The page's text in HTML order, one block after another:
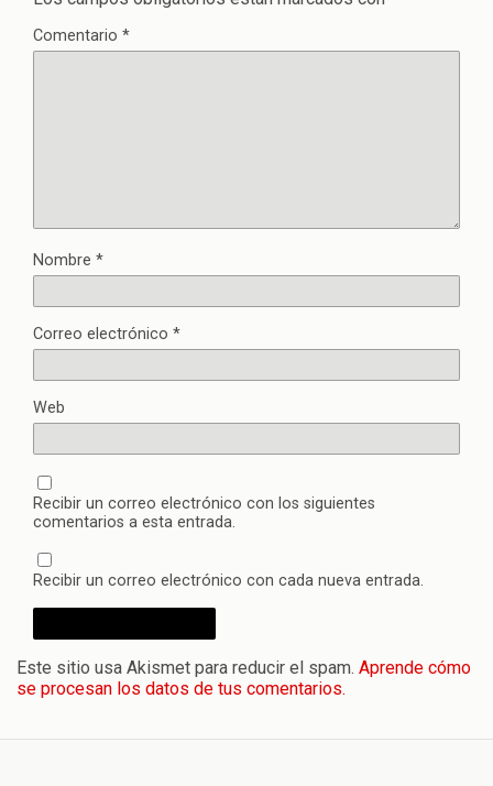
Comentario *
Nombre *
Correo electrónico *
Web
Recibir un correo electrónico con los siguientes
comentarios a esta entrada.
Recibir un correo electrónico con cada nueva entrada.
Este sitio usa Akismet para reducir el spam. Aprende cómo
se procesan los datos de tus comentarios.